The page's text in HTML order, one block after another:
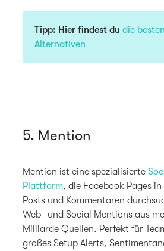
Tipp: Hier findest dudie
Alternativen
5. Mention
Mention ist eine spezialisierte
Plattform, die Facebook Pages
Posts und Kommentaren
Web- und Social Mentions aus
Milliarde Quellen. Perfekt für
großes Setup Alerts,